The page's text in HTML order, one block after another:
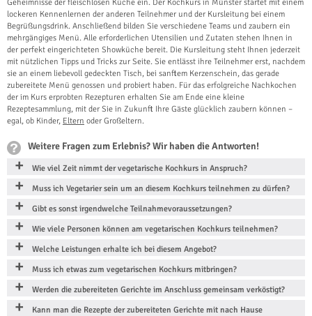
Geheimnisse der fleischlosen Küche ein. Der Kochkurs in Münster startet mit einem
lockeren Kennenlernen der anderen Teilnehmer und der Kursleitung bei einem
Begrüßungsdrink. Anschließend bilden Sie verschiedene Teams und zaubern ein
mehrgängiges Menü. Alle erforderlichen Utensilien und Zutaten stehen Ihnen in
der perfekt eingerichteten Showküche bereit. Die Kursleitung steht Ihnen jederzeit
mit nützlichen Tipps und Tricks zur Seite. Sie entlässt ihre Teilnehmer erst, nachdem
sie an einem liebevoll gedeckten Tisch, bei sanftem Kerzenschein, das gerade
zubereitete Menü genossen und probiert haben. Für das erfolgreiche Nachkochen
der im Kurs erprobten Rezepturen erhalten Sie am Ende eine kleine
Rezeptesammlung, mit der Sie in Zukunft Ihre Gäste glücklich zaubern können –
egal, ob Kinder, Eltern oder Großeltern.
Weitere Fragen zum Erlebnis? Wir haben die Antworten!
Wie viel Zeit nimmt der vegetarische Kochkurs in Anspruch?
Muss ich Vegetarier sein um an diesem Kochkurs teilnehmen zu dürfen?
Gibt es sonst irgendwelche Teilnahmevoraussetzungen?
Wie viele Personen können am vegetarischen Kochkurs teilnehmen?
Welche Leistungen erhalte ich bei diesem Angebot?
Muss ich etwas zum vegetarischen Kochkurs mitbringen?
Werden die zubereiteten Gerichte im Anschluss gemeinsam verköstigt?
Kann man die Rezepte der zubereiteten Gerichte mit nach Hause